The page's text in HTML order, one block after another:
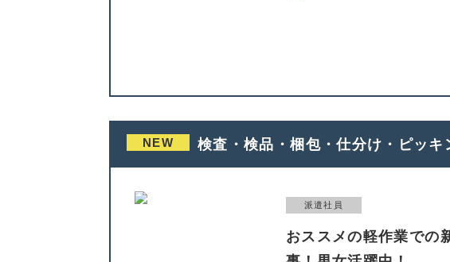
NEW 検査・検品・梱包・仕分け・ピッキ
派遣社員
おススメの軽作業での